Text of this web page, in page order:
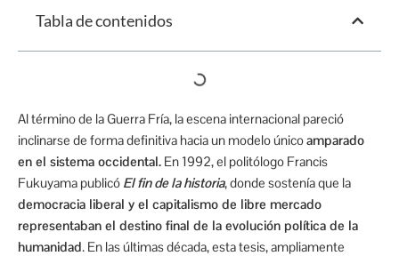
Tabla de contenidos
Al término de la Guerra Fría, la escena internacional pareció
inclinarse de forma definitiva hacia un modelo únicoamparado
en el sistema occidental. En 1992, el politólogo Francis
Fukuyama publicó El fin de la historia, donde sostenía que la
democracia liberal y el capitalismo de libre mercado
representaban el destino final de la evolución política de la
humanidad. En las últimas década, esta tesis, ampliamente